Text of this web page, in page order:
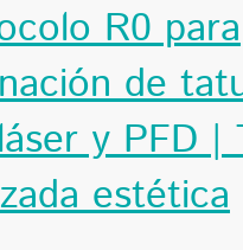
R0 para
de
y PFD |
estética